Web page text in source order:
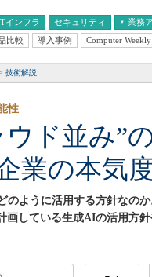
インフラ セキュリティ 業務
プライズAI
テム
経営とIT
比較 導入事例 Computer
技術解説
ウド並み”
業の本気
性
のように活用する方針なの
画している生成AIの活用方